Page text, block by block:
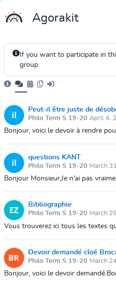
Agorakit
If you want to participate in
group
Peut-il être juste de
Philo Term S 19-20 April 4,
Bonjour, voici le devoir à rendre
questions KANT
Philo Term S 19-20 March
Bonjour Monsieur,Je n'ai pas
fait ...
Bibliographie
Philo Term S 19-20 March
Vous trouverez ici tous les textes
Devoir demandé cloé
Philo Term S 19-20 March
Bonjour, voici le devoir